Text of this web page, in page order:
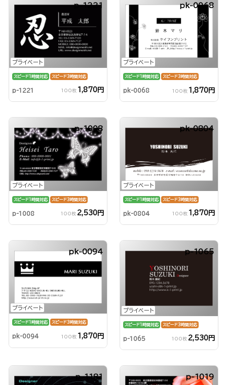
プライベート
p-1221
スピード1時間対応 スピード3時間対応
p-1221 100枚 1,870円
プライベート
pk-0068
スピード1時間対応 スピード3時間対応
pk-0068 100枚 1,870円
プライベート
p-1008
スピード1時間対応 スピード3時間対応
p-1008 100枚 2,530円
プライベート
pk-0804
スピード1時間対応 スピード3時間対応
pk-0804 100枚 1,870円
プライベート
pk-0094
スピード1時間対応 スピード3時間対応
pk-0094 100枚 1,870円
プライベート
p-1065
スピード1時間対応 スピード3時間対応
p-1065 100枚 2,530円
p-1181 p-1019